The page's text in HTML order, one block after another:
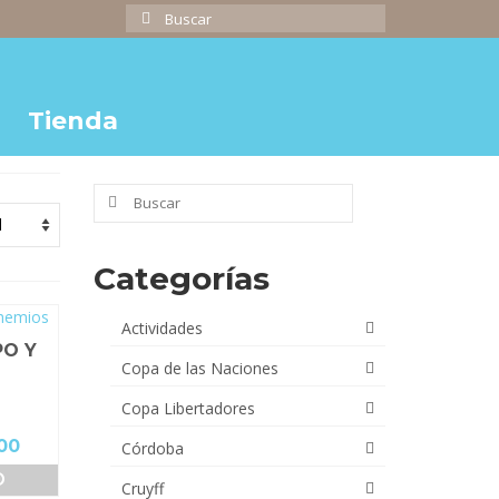
Buscar
por:
Tienda
Y
El
precio
Buscar
Categorías
Actividades
Copa de las Naciones
Copa Libertadores
Córdoba
Cruyff